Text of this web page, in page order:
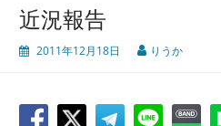
近況報告
2011年12月18日 りうか